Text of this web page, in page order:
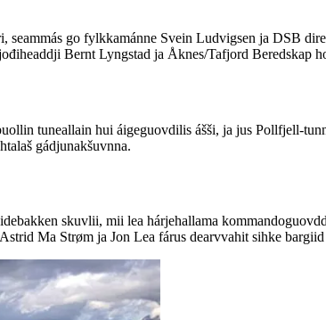
seammás go fylkkamánne Svein Ludvigsen ja DSB
Bernt Lyngstad ja Åknes/Tafjord Beredskap
tuneallain hui áigeguovdilis ášši, ja jus Pollfjell-
gádjunakšuvnna.
skuvlii, mii lea hárjehallama
Ma Strøm ja Jon Lea fárus dearvvahit sihke